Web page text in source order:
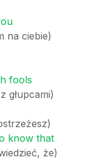
na ciebie)
fools
głupcami)
know that
że)